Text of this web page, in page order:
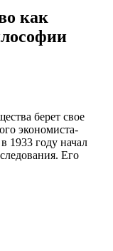
как
берет свое
экономиста-
1933 году начал
Его